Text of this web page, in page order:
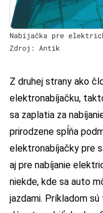
Nabíjačka pre
Zdroj: Antik
Z druhej strany ako
elektronabíjačku,
sa zaplatia za
prirodzene spĺňa
elektronabíjačky pre
aj pre nabíjanie
niekde, kde sa auto
jazdami. Príkladom